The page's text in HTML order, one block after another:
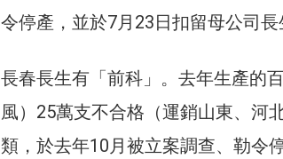
令停產，並於7月23日扣留母公司
長春長生有「前科」。去年生產的
風）25萬支不合格（運銷山東、河
類，於去年10月被立案調查、勒令